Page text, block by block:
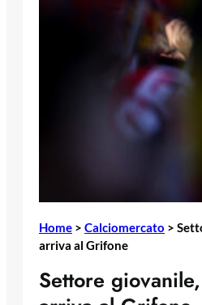
Home > Calciomercato >
arriva al Grifone
Settore